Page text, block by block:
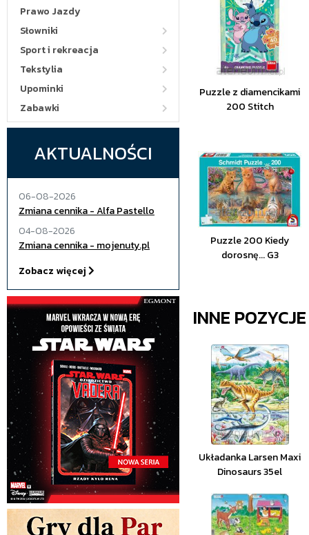
Prawo Jazdy
Słowniki
Sport i rekreacja
Tekstylia
Upominki
Zabawki
AKTUALNOŚCI
06-08-2026
Zmiana cennika - Alfa Pastello
04-08-2026
Zmiana cennika - mojenuty.pl
Zobacz więcej
Puzzle z diamencikami
200 Stitch
Puzzle 200 Kiedy
dorosnę... G3
INNE
Układanka Larsen Maxi
Dinosaurs 35el